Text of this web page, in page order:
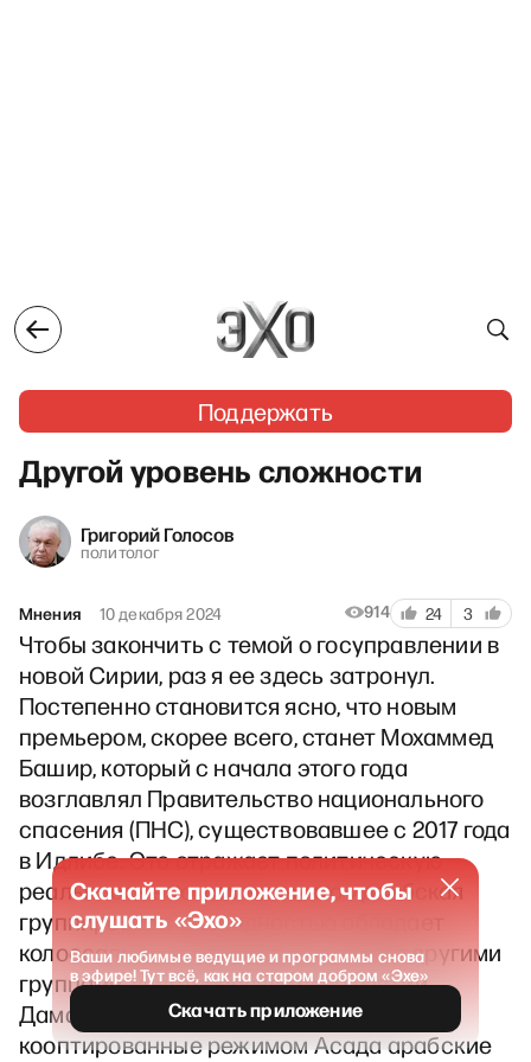
Поддержать
Другой уровень сложности
Григорий Голосов
политолог
Мнения 10 декабря 2024 914 24 3
Чтобы закончить с темой о госуправлении в
новой Сирии, раз я ее здесь затронул.
Постепенно становится ясно, что новым
премьером, скорее всего, станет Мохаммед
Башир, который с начала этого года
возглавлял Правительство национального
спасения (ПНС), существовавшее с 2017 года
в Идлибе. Это отражает политическую
реальность в том смысле, что идлибская
группировка с очевидностью обладает
колоссальным преимуществом над другими
группами, участвовавшими во взятии
Дамаска. С юга в Дамаск вошли ранее
кооптированные режимом Асада арабские
Скачайте приложение, чтобы
слушать «Эхо»
Ваши любимые ведущие и программы снова
в эфире! Тут всё, как на старом добром «Эхе»
Скачать приложение